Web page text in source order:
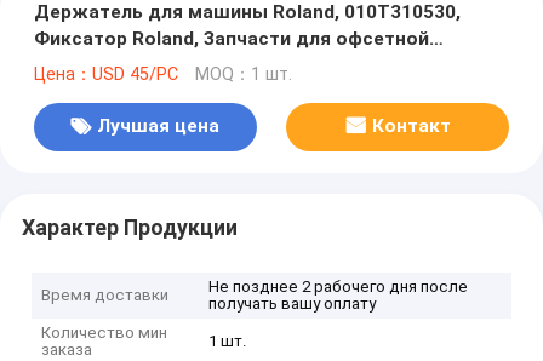
Держатель для машины Roland, 010T310530,
Фиксатор Roland, Запчасти для офсетной
печатной машины Roland
Цена：USD 45/PC MOQ：1 шт.
Лучшая цена Контакт
Характер Продукции
Время доставки
Не позднее 2 рабочего дня после
получать вашу оплату
Количество мин
заказа
1 шт.